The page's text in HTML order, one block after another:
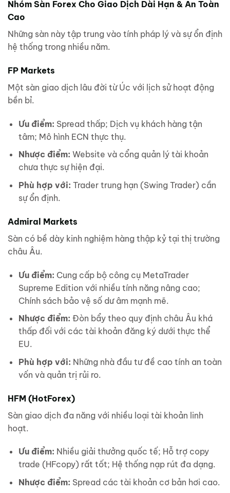
Nhóm Sàn Forex Cho Giao Dịch Dài Hạn & An Toàn
Cao
Những sàn này tập trung vào tính pháp lý và sự ổn định
hệ thống trong nhiều năm.
FP Markets
Một sàn giao dịch lâu đời từ Úc với lịch sử hoạt động
bền bỉ.
Ưu điểm: Spread thấp; Dịch vụ khách hàng tận
tâm; Mô hình ECN thực thụ.
Nhược điểm: Website và cổng quản lý tài khoản
chưa thực sự hiện đại.
Phù hợp với: Trader trung hạn (Swing Trader) cần
sự ổn định.
Admiral Markets
Sàn có bề dày kinh nghiệm hàng thập kỷ tại thị trường
châu Âu.
Ưu điểm: Cung cấp bộ công cụ MetaTrader
Supreme Edition với nhiều tính năng nâng cao;
Chính sách bảo vệ số dư âm mạnh mẽ.
Nhược điểm: Đòn bẩy theo quy định châu Âu khá
thấp đối với các tài khoản đăng ký dưới thực thể
EU.
Phù hợp với: Những nhà đầu tư đề cao tính an toàn
vốn và quản trị rủi ro.
HFM (HotForex)
Sàn giao dịch đa năng với nhiều loại tài khoản linh
hoạt.
Ưu điểm: Nhiều giải thưởng quốc tế; Hỗ trợ copy
trade (HFcopy) rất tốt; Hệ thống nạp rút đa dạng.
Nhược điểm: Spread các tài khoản cơ bản hơi cao.